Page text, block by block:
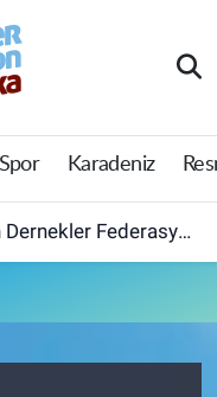
Spor Karadeniz
Federasyonu açıldı